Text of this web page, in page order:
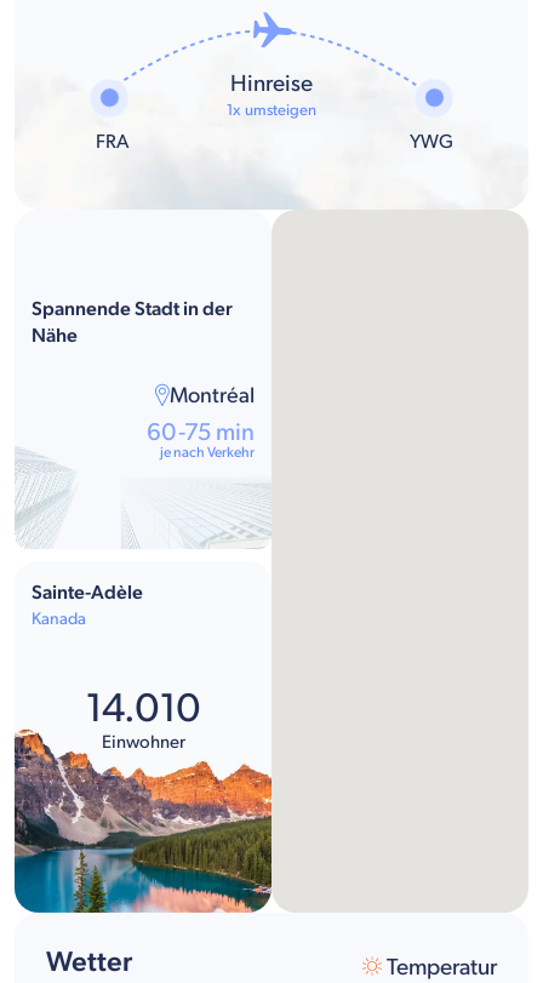
FRA
Hinreise
1x umsteigen
YWG
Spannende Stadt in der
Nähe
Montréal
60-75 min
je nach Verkehr
Sainte-Adèle
Kanada
14.010
Einwohner
Wetter Temperatur